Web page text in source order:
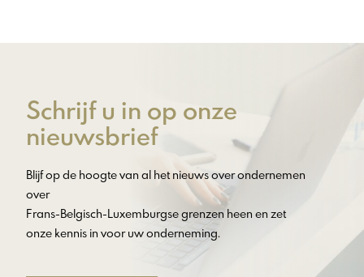
Schrijf u in op onze
nieuwsbrief
Blijf op de hoogte van al het nieuws over ondernemen
over
Frans-Belgisch-Luxemburgse grenzen heen en zet
onze kennis in voor uw onderneming.